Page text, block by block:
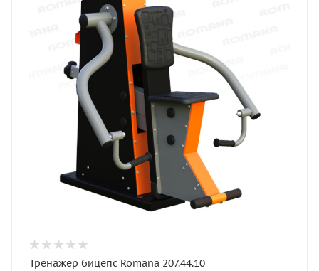
Тренажер бицепс Romana 207.44.10